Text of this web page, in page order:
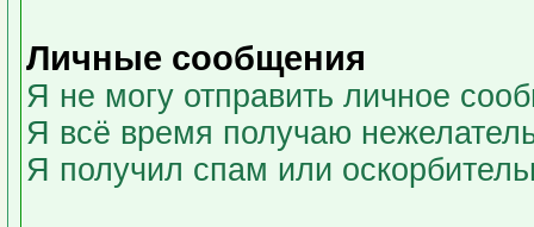
Личные сообщения
Я не могу отправить личное
Я всё время получаю
Я получил спам или